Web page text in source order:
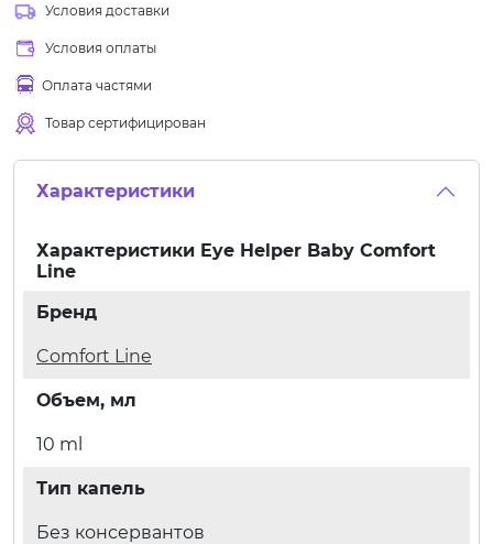
Условия доставки
Условия оплаты
Оплата частями
Товар сертифицирован
Характеристики
Характеристики Eye Helper Baby Comfort
Line
Бренд
Comfort Line
Объем, мл
10 ml
Тип капель
Без консервантов